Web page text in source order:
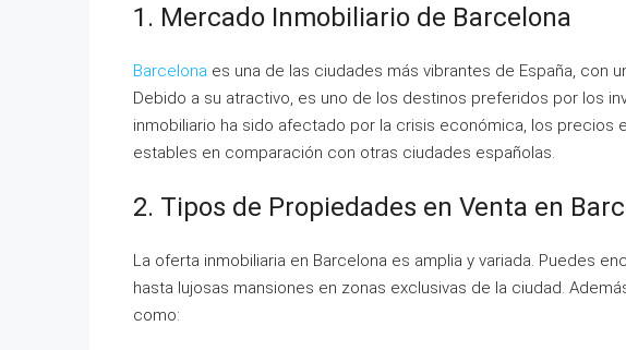
1. Mercado Inmobiliario de Barcelona
Barcelona es una de las ciudades más vibrantes de España, con
Debido a su atractivo, es uno de los destinos preferidos por los
inmobiliario ha sido afectado por la crisis económica, los precios
estables en comparación con otras ciudades españolas.
2. Tipos de Propiedades en Venta en
La oferta inmobiliaria en Barcelona es amplia y variada. Puedes
hasta lujosas mansiones en zonas exclusivas de la ciudad.
como: